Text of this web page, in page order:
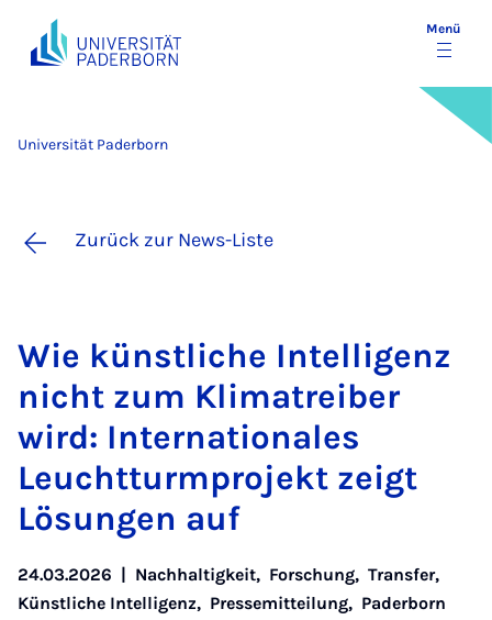
Menü
Universität Paderborn
Zurück zur News-Liste
Wie künst­li­che In­tel­li­genz
nicht zum Kli­ma­trei­ber
wird: In­ter­na­ti­o­na­les
Leucht­turm­pro­jekt zeigt
Lö­sun­gen auf
24.03.2026 | Nachhaltigkeit, Forschung, Transfer,
Künstliche Intelligenz, Pressemitteilung, Paderborn